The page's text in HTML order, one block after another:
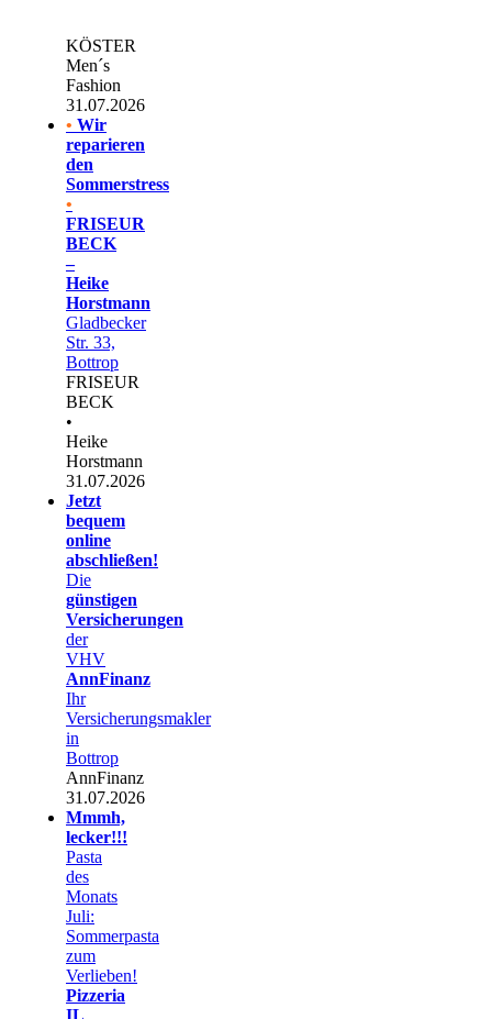
KÖSTER
Men´s
Fashion
31.07.2026
• Wir
reparieren
den
Sommerstress
•
FRISEUR
BECK
–
Heike
Horstmann
Gladbecker
Str. 33,
Bottrop
FRISEUR
BECK
•
Heike
Horstmann
31.07.2026
Jetzt
bequem
online
abschließen!
Die
günstigen
Versicherungen
der
VHV
AnnFinanz
Ihr
Versicherungsmakler
in
Bottrop
AnnFinanz
31.07.2026
Mmmh,
lecker!!!
Pasta
des
Monats
Juli:
Sommerpasta
zum
Verlieben!
Pizzeria
IL